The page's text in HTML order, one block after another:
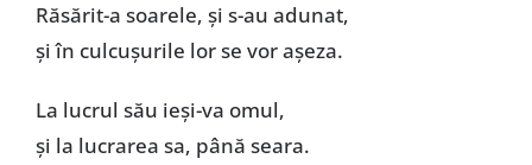
Răsărit-a soarele, și s-au adunat,
și în culcușurile lor se vor așeza.
La lucrul său ieși-va omul,
și la lucrarea sa, până seara.